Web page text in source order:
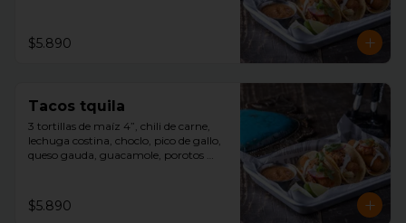
$5.890
Tacos tquila
3 tortillas de maíz 4”, chili de carne,
lechuga costina, choclo, pico de gallo,
queso gauda, guacamole, porotos
tquila aparte.
$5.890